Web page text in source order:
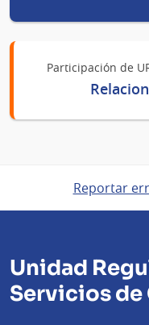
Participación de
Reportar
Unidad
Servicios